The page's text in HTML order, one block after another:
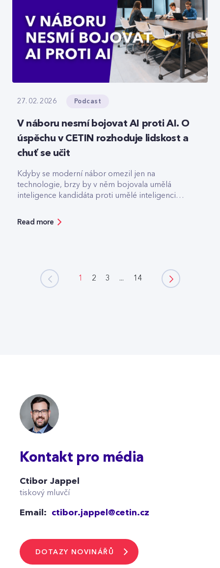
27. 02. 2026 Podcast
V náboru nesmí bojovat AI proti AI. O
úspěchu v CETIN rozhoduje lidskost a
chuť se učit
Kdyby se moderní nábor omezil jen na
technologie, brzy by v něm bojovala umělá
inteligence kandidáta proti umělé inteligenci
Read more
1 2 3 ... 14
Kontakt pro média
Ctibor Jappel
tiskový mluvčí
Email: ctibor.jappel@cetin.cz
DOTAZY NOVINÁŘŮ